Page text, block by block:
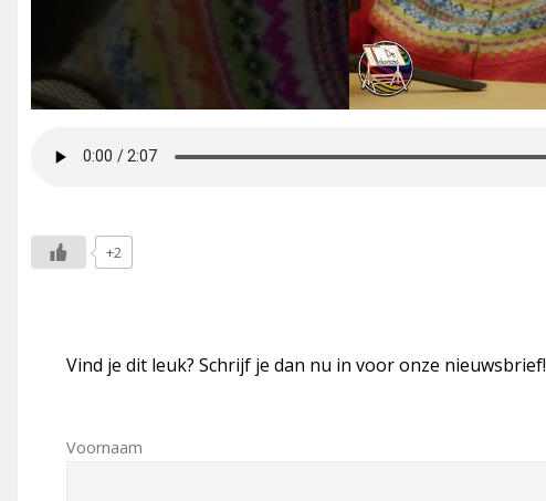
+2
Vind je dit leuk? Schrijf je dan nu in voor onze nieuwsbrief!
Voornaam